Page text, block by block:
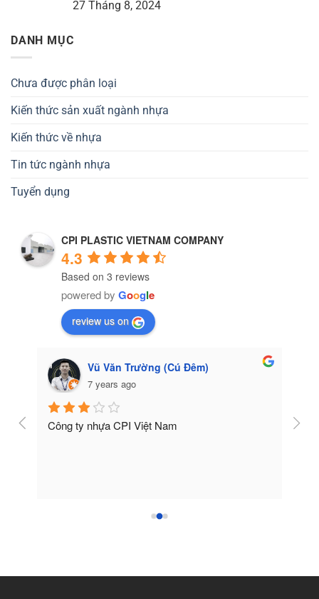
27 Tháng 8, 2024
DANH MỤC
Chưa được phân loại
Kiến thức sản xuất ngành nhựa
Kiến thức về nhựa
Tin tức ngành nhựa
Tuyển dụng
CPI PLASTIC VIETNAM COMPANY
4.3
Based on 3 reviews
powered by Google
review us on
Vũ Văn Trường (Cú Đêm)
7 years ago
Công ty nhựa CPI Việt Nam Tốt